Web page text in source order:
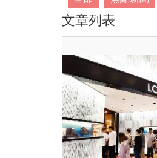
文章列表